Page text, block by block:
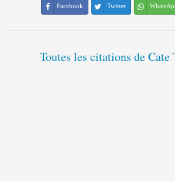
Facebook Twitter
Toutes les citations de Cate